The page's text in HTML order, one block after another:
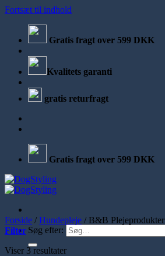
Fortsæt til indhold
Gratis fragt over 599 DKK
Kvalitets garanti
gratis returfragt
Gratis fragt over 599 DKK
Søg efter:
Forside / Hundepleje /B&B Plejeprodukter
Filter
Viser 3 resultater